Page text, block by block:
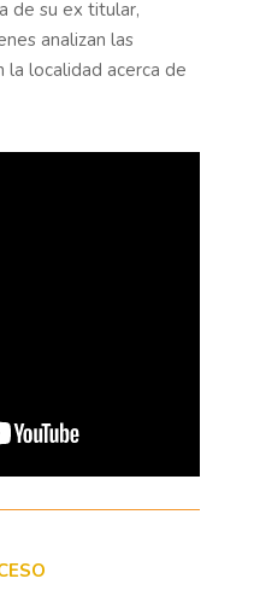
de su ex titular,
analizan las
la localidad acerca de